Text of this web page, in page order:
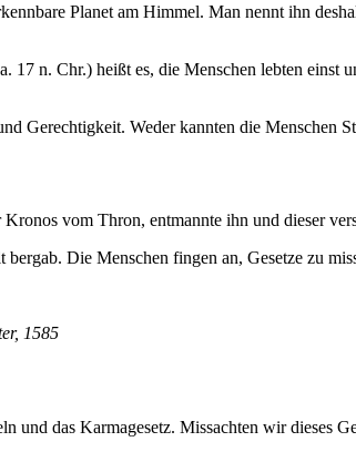
Planet am Himmel. Man nennt ihn
17 n. Chr.) heißt es, die Menschen lebten
Gerechtigkeit. Weder kannten die Menschen
vom Thron, entmannte ihn und dieser
Die Menschen fingen an, Gesetze zu
1585
und das Karmagesetz. Missachten wir dieses